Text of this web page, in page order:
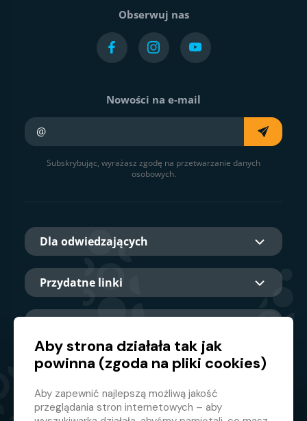
Obserwuj nas
Nowości na e-mail
Subskrybując, wyrażasz zgodę na przetwarzanie danych
osobowych.
Dla odwiedzających
Przydatne linki
Główny partner
Aby strona działała tak jak
powinna (zgoda na pliki cookies)
Aby zapewnić najlepszą możliwą jakość
przeglądania stron internetowych – aby